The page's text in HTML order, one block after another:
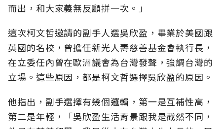
而出，和大家義無反顧拼一次。」
這次柯文哲邀請的副手人選吳欣盈，畢業於美國跟
英國的名校，曾擔任新光人壽慈善基金會執行長，
在立委任內曾在歐洲議會為台灣發聲，強調台灣的
立場。這些原因，都是柯文哲選擇吳欣盈的原因。
他指出，副手選擇有幾個邏輯，第一是互補性高，
第二是年輕，「吳欣盈生活背景跟我是截然不同，